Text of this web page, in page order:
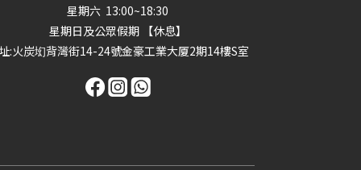
星期六 13:00~18:30
星期日及公眾假期 【休息】
:火炭㘭背灣街14-24號金豪工業大厦2期14樓S室